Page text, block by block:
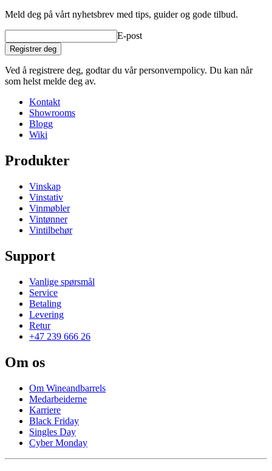
Meld deg på vårt nyhetsbrev med tips, guider og gode tilbud.
E-post
Registrer deg
Ved å registrere deg, godtar du vår personvernpolicy. Du kan når
som helst melde deg av.
Kontakt
Showrooms
Blogg
Wiki
Produkter
Vinskap
Vinstativ
Vinmøbler
Vintønner
Vintilbehør
Support
Vanlige spørsmål
Service
Betaling
Levering
Retur
+47 239 666 26
Om os
Om Wineandbarrels
Medarbeiderne
Karriere
Black Friday
Singles Day
Cyber Monday